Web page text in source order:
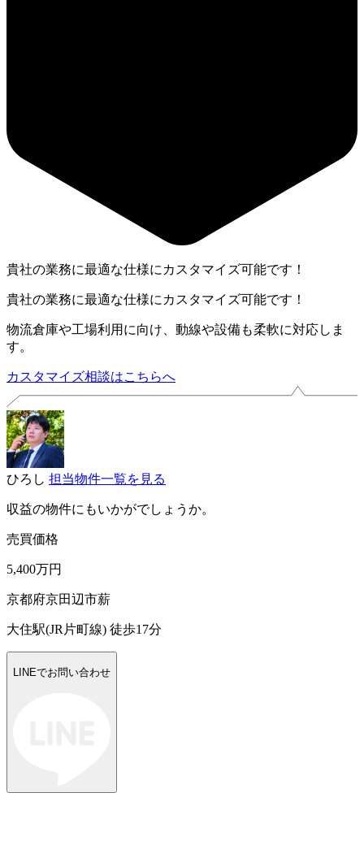
貴社の業務に最適な仕様にカスタマイズ可能です！
貴社の業務に最適な仕様にカスタマイズ可能です！
物流倉庫や工場利用に向け、動線や設備も柔軟に対応しま
す。
カスタマイズ相談はこちらへ
ひろし 担当物件一覧を見る
収益の物件にもいかがでしょうか。
売買価格
5,400万円
京都府京田辺市薪
大住駅(JR片町線) 徒歩17分
LINEでお問い合わせ